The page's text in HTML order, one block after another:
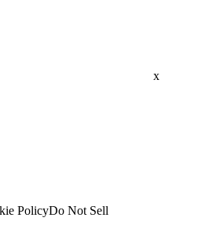
x
PolicyDo Not Sell